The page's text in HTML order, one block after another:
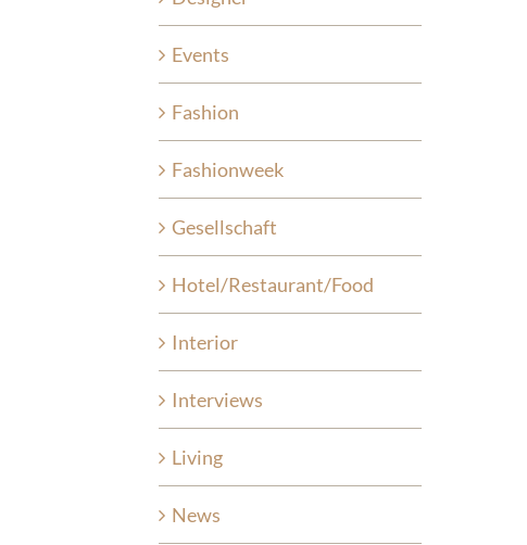
Events
Fashion
Fashionweek
Gesellschaft
Hotel/Restaurant/Food
Interior
Interviews
Living
News